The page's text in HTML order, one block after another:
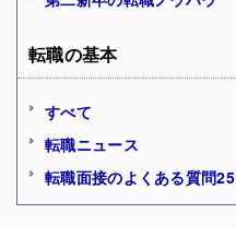
転職の基本
すべて
転職ニュース
転職面接のよくある質問25